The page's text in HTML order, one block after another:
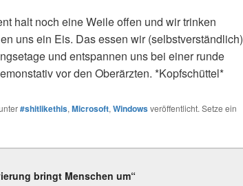
halt noch eine Weile offen und wir trinken
uns ein Eis. Das essen wir (selbstverständlich)
und entspannen uns bei einer runde
vor den Oberärzten. *Kopfschüttel*
#shitlikethis, Microsoft, Windowsveröffentlicht. Setze ein
bringt Menschen um“